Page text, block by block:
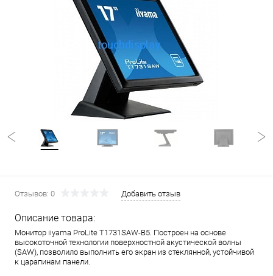
Отзывов: 0 Добавить отзыв
Описание товара:
Монитор iiyama ProLite T1731SAW-B5. Построен на основе
высокоточной технологии поверхностной акустической волны
(SAW), позволило выполнить его экран из стеклянной, устойчивой
к царапинам панели.